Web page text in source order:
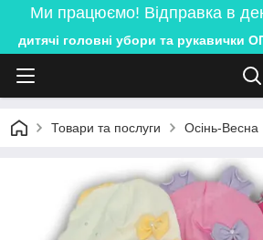
Ми працюємо! Відправка в
дитячі головні убори та рукавички
Товари та послуги Осінь-Весна